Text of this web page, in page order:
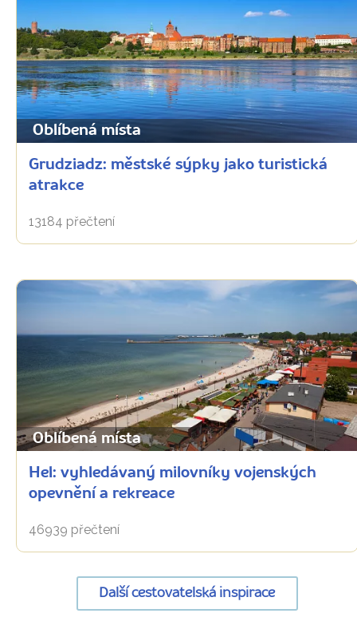
Oblíbená místa
Grudziadz: městské sýpky jako turistická
atrakce
13184 přečtení
Oblíbená místa
Hel: vyhledávaný milovníky vojenských
opevnění a rekreace
46939 přečtení
Další cestovatelská inspirace